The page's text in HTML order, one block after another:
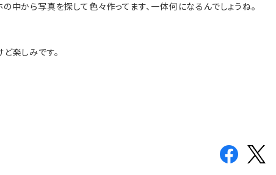
中から写真を探して色々作ってます、一体何になるんでしょうね。
楽しみです。